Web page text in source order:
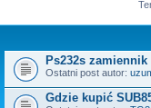
Ps232s zamiennik
Ostatni post autor:
Gdzie kupić